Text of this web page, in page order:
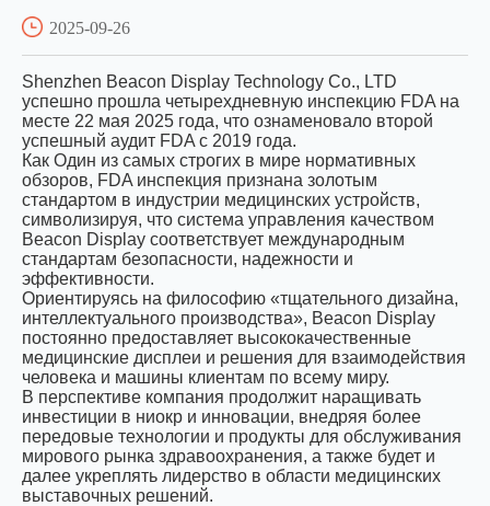
2025-09-26
Shenzhen Beacon Display Technology Co., LTD
успешно прошла четырехдневную инспекцию FDA на
месте 22 мая 2025 года, что ознаменовало второй
успешный аудит FDA с 2019 года.
Как Один из самых строгих в мире нормативных
обзоров, FDA инспекция признана золотым
стандартом в индустрии медицинских устройств,
символизируя, что система управления качеством
Beacon Display соответствует международным
стандартам безопасности, надежности и
эффективности.
Ориентируясь на философию «тщательного дизайна,
интеллектуального производства», Beacon Display
постоянно предоставляет высококачественные
медицинские дисплеи и решения для взаимодействия
человека и машины клиентам по всему миру.
В перспективе компания продолжит наращивать
инвестиции в ниокр и инновации, внедряя более
передовые технологии и продукты для обслуживания
мирового рынка здравоохранения, а также будет и
далее укреплять лидерство в области медицинских
выставочных решений.